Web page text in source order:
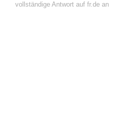
vollständige Antwort auf fr.de an